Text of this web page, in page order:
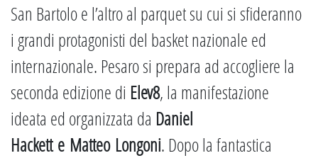
San Bartolo e l’altro al parquet su cui si sfideranno
i grandi protagonisti del basket nazionale ed
internazionale. Pesaro si prepara ad accogliere la
seconda edizione di Elev8, la manifestazione
ideata ed organizzata da Daniel
Hackett e Matteo Longoni. Dopo la fantastica